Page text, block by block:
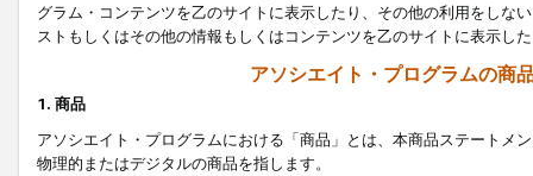
グラム・コンテンツを乙のサイトに表示したり、その他の利用をしな
ストもしくはその他の情報もしくはコンテンツを乙のサイトに表示し
アソシエイト・プログラムの商
1. 商品
アソシエイト・プログラムにおける「商品」とは、本商品ステートメ
物理的またはデジタルの商品を指します。